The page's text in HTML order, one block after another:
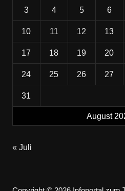
August
3 4 5 6
10 11 12 13
17 18 19 20
24 25 26 27
31
« Juli